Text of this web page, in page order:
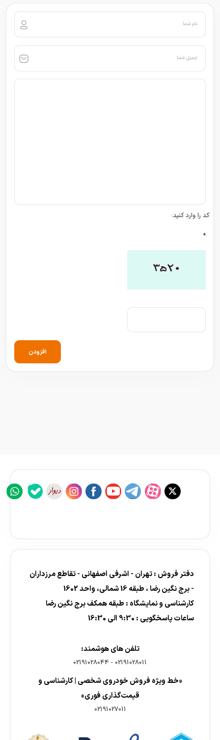
نام شما
ایمیل شما
کد را وارد کنید:
*
افزودن
دفتر فروش : تهران - اشرفی اصفهانی - تقاطع مرزداران
- برج نگین رضا ، طبقه 16 شمالی، واحد 1602
کارشناسی و نمایشگاه : طبقه همکف برج نگین رضا
ساعات پاسخگویی : 9:30 الی 16:30
تلفن های هوشمند:
02191028011
-
02191028044
«خط ویژه فروش خودروی شخصی | کارشناسی و
قیمت‌گذاری فوری»
02191027011